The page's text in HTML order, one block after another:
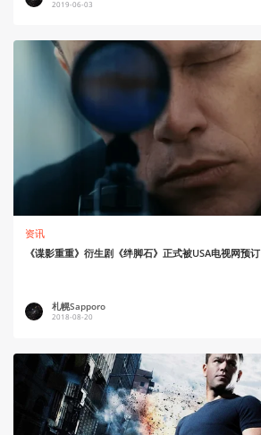
2019-06-03
资讯
《谍影重重》衍生剧《绊脚石》正式被USA电视网预订
札幌Sapporo
2018-08-20